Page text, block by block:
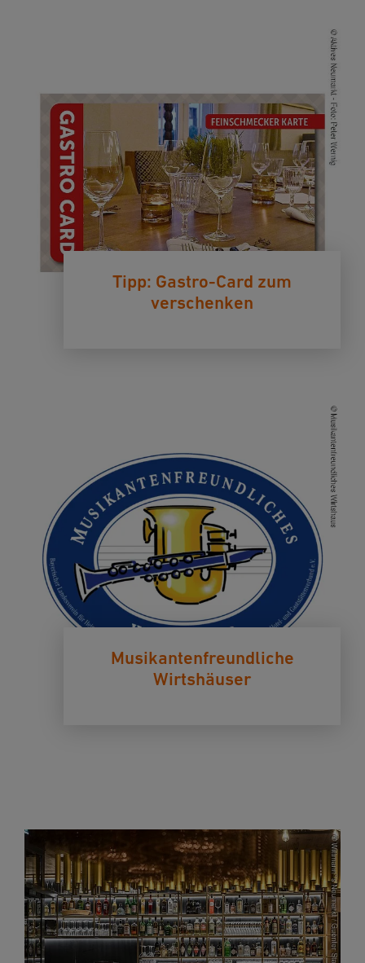
Tipp: Gastro-Card zum
verschenken
Musikantenfreundliche
Wirtshäuser